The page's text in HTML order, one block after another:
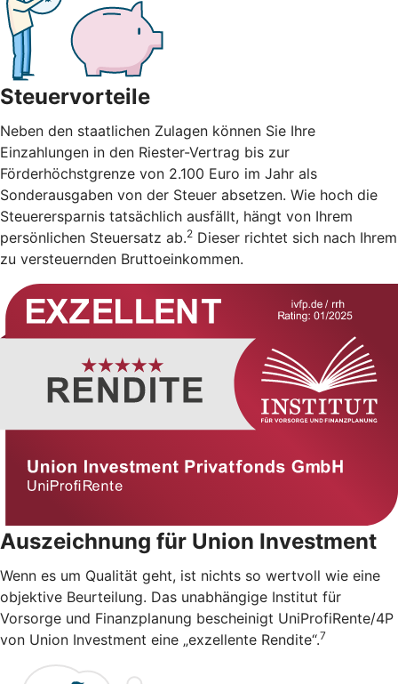
Steuervorteile
Neben den staatlichen Zulagen können Sie Ihre
Einzahlungen in den Riester-Vertrag bis zur
Förderhöchstgrenze von 2.100 Euro im Jahr als
Sonderausgaben von der Steuer absetzen. Wie hoch die
Steuerersparnis tatsächlich ausfällt, hängt von Ihrem
persönlichen Steuersatz ab.2 Dieser richtet sich nach Ihrem
zu versteuernden Bruttoeinkommen.
Auszeichnung für Union Investment
Wenn es um Qualität geht, ist nichts so wertvoll wie eine
objektive Beurteilung. Das unabhängige Institut für
Vorsorge und Finanzplanung bescheinigt UniProfiRente/4P
von Union Investment eine „exzellente Rendite“.7